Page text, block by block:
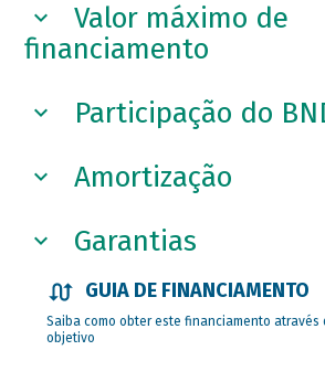
Valor máximo de
financiamento
Participação do
Amortização
Garantias
GUIA DE FINANCIAMENTO
Saiba como obter este financiamento através
objetivo